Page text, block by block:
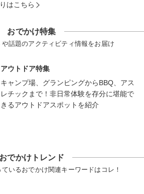
はこちら
おでかけ特集
話題のアクティビティ情報をお届け
アウトドア特集
キャンプ場、グランピングからBBQ、アス
レチックまで！非日常体験を存分に堪能で
きるアウトドアスポットを紹介
おでかけトレンド
いるおでかけ関連キーワードはコレ！